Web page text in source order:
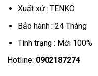
Xuất xứ : TENKO
Bảo hành : 24 Tháng
Tình trạng : Mới 100%
Hotline: 0902187274